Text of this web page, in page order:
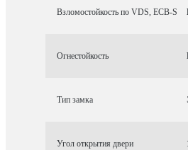
Взломостойкость по VDS, ECB-S
Огнестойкость
Тип замка
Угол открытия двери